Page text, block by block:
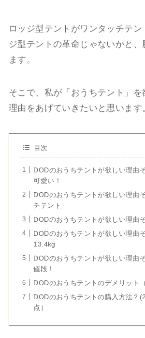
ロッジ型テントがワンタッチテン
ジ型テントの革命じゃないかと、
ます。
そこで、私が「おうちテント」を
理由をあげていきたいと思います
目次
DODのおうちテントが欲しい理由
可愛い！
DODのおうちテントが欲しい理由
チテント
DODのおうちテントが欲しい理由
DODのおうちテントが欲しい理由
13.4kg
DODのおうちテントが欲しい理由
値段！
DODのおうちテントのデメリット
DODのおうちテントの購入方法？
点）